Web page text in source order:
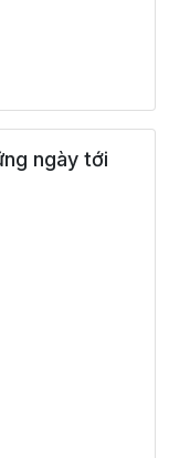
ngày tới